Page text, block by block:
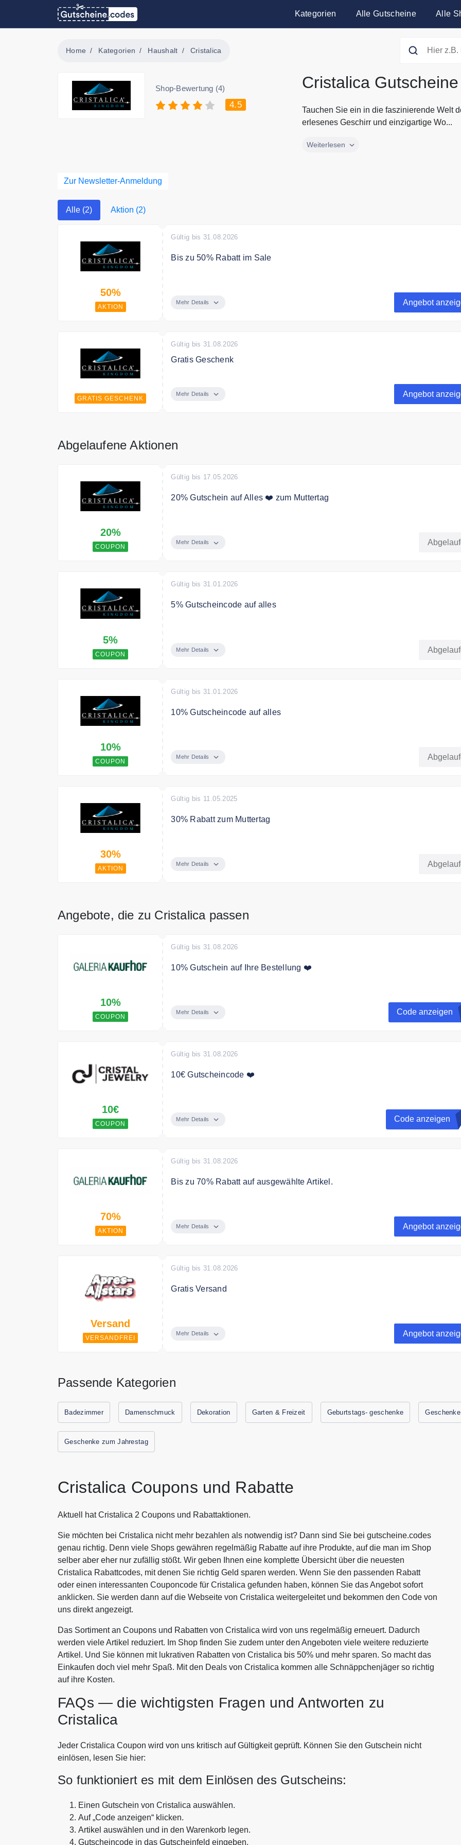
Kategorien Alle Gutscheine Alle
Home Kategorien Haushalt Cristalica
Shop-Bewertung (4)
4.5
Cristalica Gutscheine
Tauchen Sie ein in die faszinierende Welt
erlesenes Geschirr und einzigartige Wo...
Tauchen Sie ein in die faszinierende Welt
Weiterlesen
Zur Newsletter-Anmeldung
Alle (2) Aktion (2)
50%
AKTION
Gültig bis 31.08.2026
Bis zu 50% Rabatt im Sale
Mehr Details Angebot
GRATIS GESCHENK
Gültig bis 31.08.2026
Gratis Geschenk
Sie wunderschöne Gläser, Dekoration und Geschenke aus Glas und Kristall.
Mehr Details Angebot
Abgelaufene Aktionen
20%
COUPON
Gültig bis 17.05.2026
20% Gutschein auf Alles ❤️ zum Muttertag
Mehr Details
5%
COUPON
Gültig bis 31.01.2026
5% Gutscheincode auf alles
Mehr Details
10%
COUPON
Gültig bis 31.01.2026
10% Gutscheincode auf alles
Mehr Details
30%
AKTION
Gültig bis 11.05.2025
30% Rabatt zum Muttertag
Mehr Details
Angebote, die zu Cristalica passen
10%
COUPON
Gültig bis 31.08.2026
10% Gutschein auf Ihre Bestellung ❤️
Mehr Details Code anzeigen
10€
COUPON
Gültig bis 31.08.2026
10€ Gutscheincode ❤️
Bedingungen
Ab 60€ Mindestbestellwert. Nicht kombinierbar mit anderen Aktionsvorteilen!
Mehr Details Code anzeigen
70%
AKTION
Gültig bis 31.08.2026
Bis zu 70% Rabatt auf ausgewählte Artikel.
Mehr Details Angebot
Versand
VERSANDFREI
Gültig bis 31.08.2026
Gratis Versand
Mehr Details Angebot
Passende Kategorien
Badezimmer Damenschmuck Dekoration Garten & Freizeit Geburtstags- geschenke
Geschenke zum Jahrestag
Cristalica Coupons und Rabatte
Aktuell hat Cristalica 2 Coupons und Rabattaktionen.
Sie möchten bei Cristalica nicht mehr bezahlen als notwendig ist? Dann sind Sie bei gutscheine.codes
genau richtig. Denn viele Shops gewähren regelmäßig Rabatte auf ihre Produkte, auf die man im Shop
selber aber eher nur zufällig stößt. Wir geben Ihnen eine komplette Übersicht über die neuesten
Cristalica Rabattcodes, mit denen Sie richtig Geld sparen werden. Wenn Sie den passenden Rabatt
oder einen interessanten Couponcode für Cristalica gefunden haben, können Sie das Angebot sofort
anklicken. Sie werden dann auf die Webseite von Cristalica weitergeleitet und bekommen den Code von
uns direkt angezeigt.
Das Sortiment an Coupons und Rabatten von Cristalica wird von uns regelmäßig erneuert. Dadurch
werden viele Artikel reduziert. Im Shop finden Sie zudem unter den Angeboten viele weitere reduzierte
Artikel. Und Sie können mit lukrativen Rabatten von Cristalica bis 50% und mehr sparen. So macht das
Einkaufen doch viel mehr Spaß. Mit den Deals von Cristalica kommen alle Schnäppchenjäger so richtig
auf ihre Kosten.
FAQs — die wichtigsten Fragen und Antworten zu
Cristalica
Jeder Cristalica Coupon wird von uns kritisch auf Gültigkeit geprüft. Können Sie den Gutschein nicht
einlösen, lesen Sie hier:
So funktioniert es mit dem Einlösen des Gutscheins:
Einen Gutschein von Cristalica auswählen.
Auf „Code anzeigen“ klicken.
Artikel auswählen und in den Warenkorb legen.
Gutscheincode in das Gutscheinfeld eingeben.